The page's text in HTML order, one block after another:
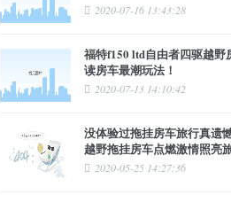
2020-07-16 13:43:28
福特f150 ltd自由者四驱越野
读房车最潮玩法！
2020-07-13 14:10:42
没体验过拖挂房车旅行真遗
越野拖挂房车点燃激情照亮
2020-05-25 14:27:36